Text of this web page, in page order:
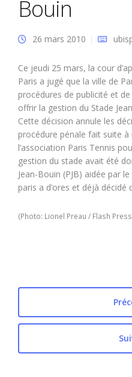
Bouin
26 mars 2010
Ce jeudi 25 mars, la cour
Paris a jugé que la ville de
procédures de publicité et
offrir la gestion du Stade
Cette décision annule les
procédure pénale fait suite
l’association Paris Tennis
gestion du stade avait été
Jean-Bouin (PJB) aidée par
paris a d’ores et déjà
(Photo: Lionel Preau / Flash